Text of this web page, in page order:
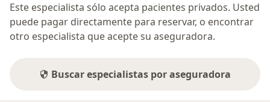
Este especialista sólo acepta pacientes privados. Usted
puede pagar directamente para reservar, o encontrar
otro especialista que acepte su aseguradora.
Buscar especialistas por aseguradora